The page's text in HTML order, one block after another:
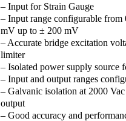
– Input for Strain Gauge
– Input range configurable
mV up to ± 200 mV
– Accurate bridge excitation
limiter
– Isolated power supply source
– Input and output ranges
– Galvanic isolation at 2000
output
– Good accuracy and